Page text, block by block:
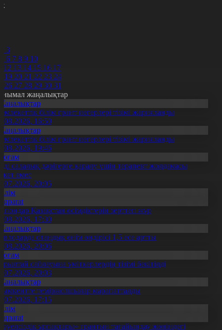
3
6 7 8 9 10
12 13 14 15 16 17
19 20 21 22 23 24
26 27 28 29 30 31
жаңалықтар
білім грант иегерлері тізімі жарияланды
16:50
білім грант иегерлері тізімі жарияланды
19:46
салалық дәрігерге қаралу үшін терапевт жолдамасы
емес
20:05
Қазақстан өсімдіктерін зерттеп жүр
17:30
отандық өнім өндірісі 1,5 есе артты
20:06
сайлауына үміткерлердің тізімі бекітілді
20:03
теміржолшылар марапатталды
17:15
ұрпақтары» грантын тағайындау жөніндегі